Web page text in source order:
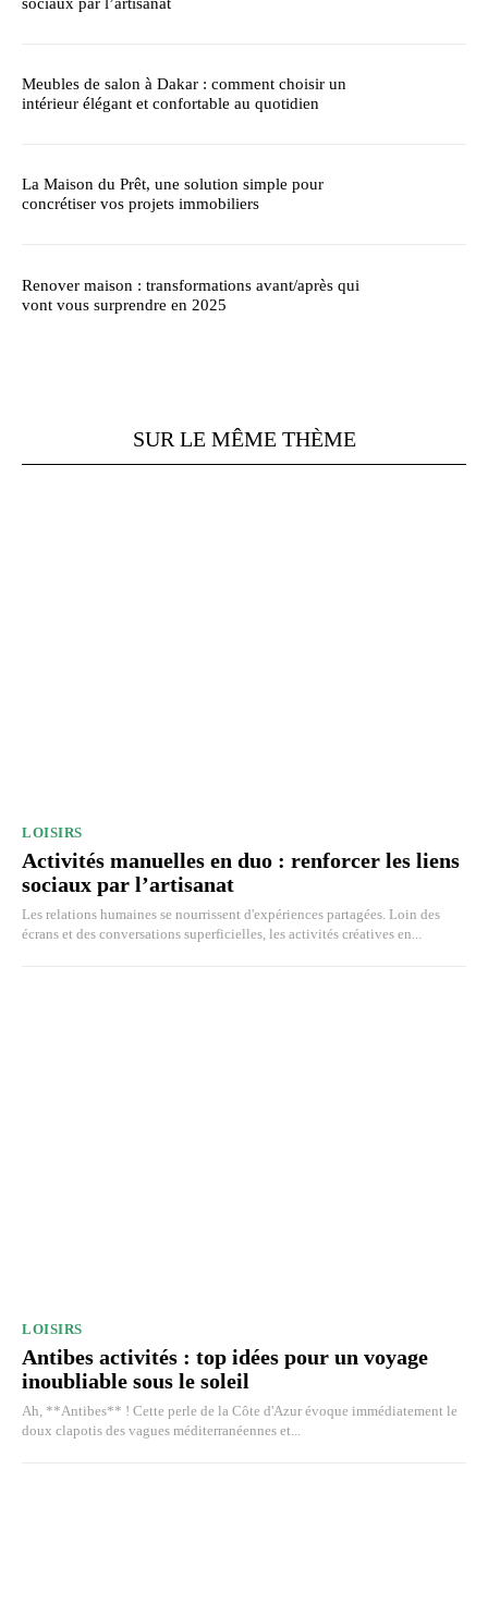
Meubles de salon à Dakar : comment choisir un
intérieur élégant et confortable au quotidien
La Maison du Prêt, une solution simple pour
concrétiser vos projets immobiliers
Renover maison : transformations avant/après qui
vont vous surprendre en 2025
SUR LE MÊME THÈME
LOISIRS
Activités manuelles en duo : renforcer les liens
sociaux par l’artisanat
Les relations humaines se nourrissent d'expériences partagées. Loin des
écrans et des conversations superficielles, les activités créatives en...
LOISIRS
Antibes activités : top idées pour un voyage
inoubliable sous le soleil
Ah, **Antibes** ! Cette perle de la Côte d'Azur évoque immédiatement le
doux clapotis des vagues méditerranéennes et...